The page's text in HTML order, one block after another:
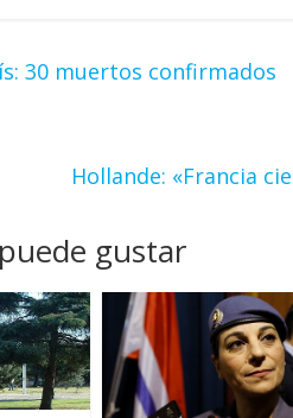
30 muertos confirmados
Hollande: «Francia
gustar